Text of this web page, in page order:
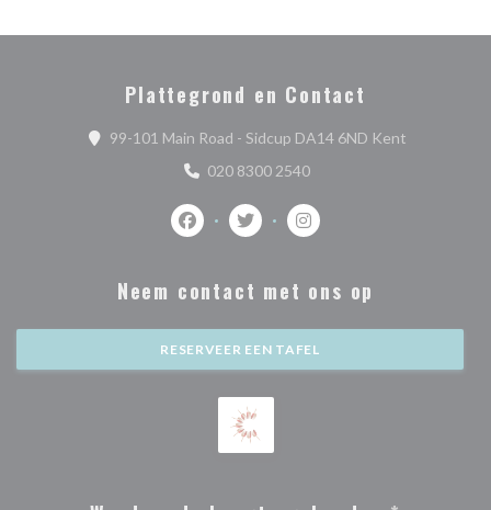
Plattegrond en Contact
99-101 Main Road - Sidcup DA14 6ND Kent
020 8300 2540
Facebook ((opent in een nieuw venster))
Twitter ((opent in een nieuw
Instagram ((opent in een
Neem contact met ons op
RESERVEER EEN TAFEL